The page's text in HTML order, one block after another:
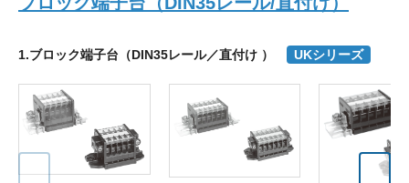
1.ブロック端子台（DIN35レール／直付け ） UKシリーズ